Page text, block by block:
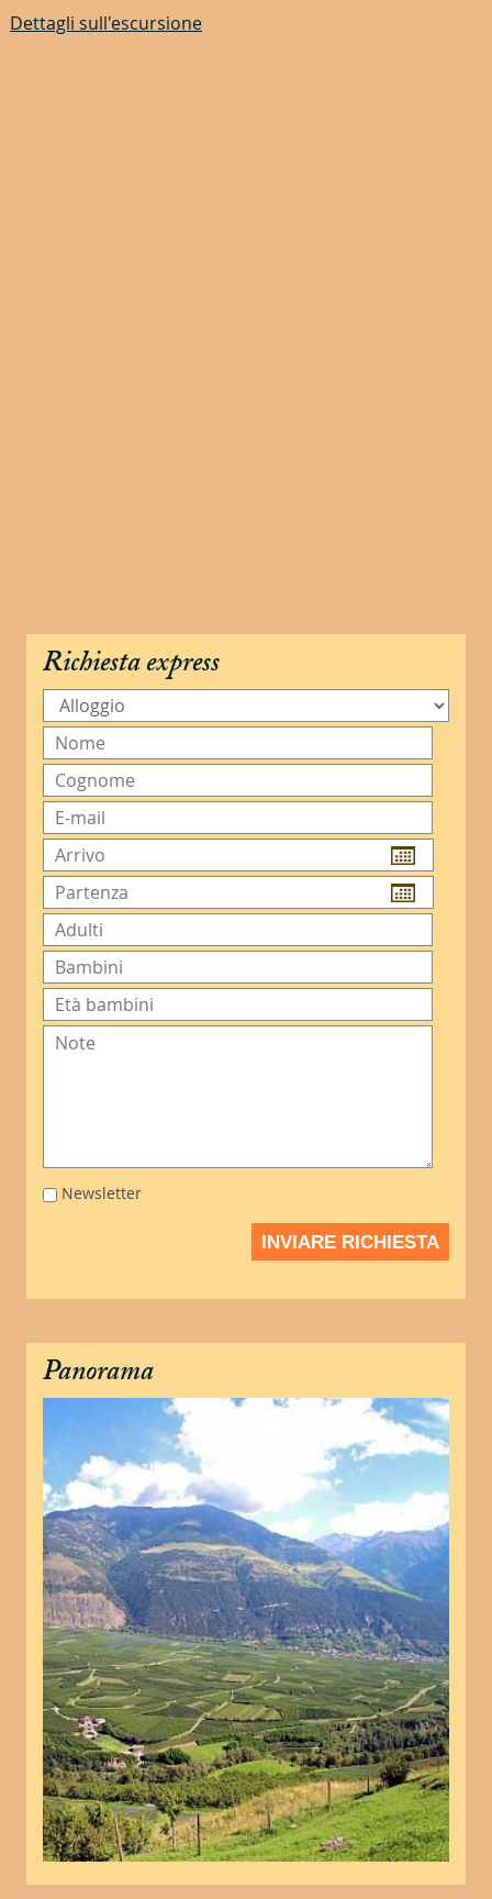
Dettagli sull'escursione
Richiesta express
Newsletter
INVIARE RICHIESTA
Panorama